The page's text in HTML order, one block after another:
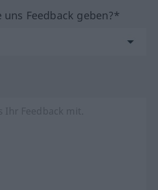
Feedback geben?*